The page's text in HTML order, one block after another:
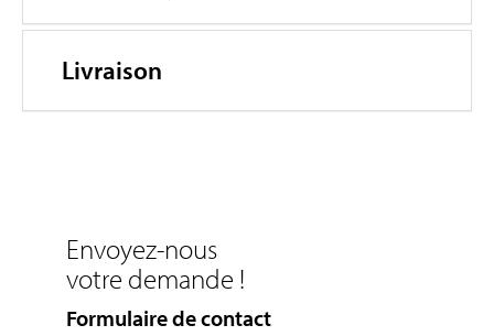
Livraison
Envoyez-nous
votre demande !
Formulaire de contact